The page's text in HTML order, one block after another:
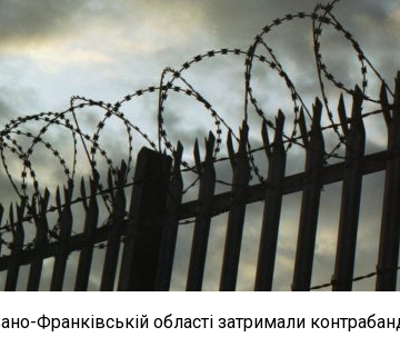
Франківській області затримали